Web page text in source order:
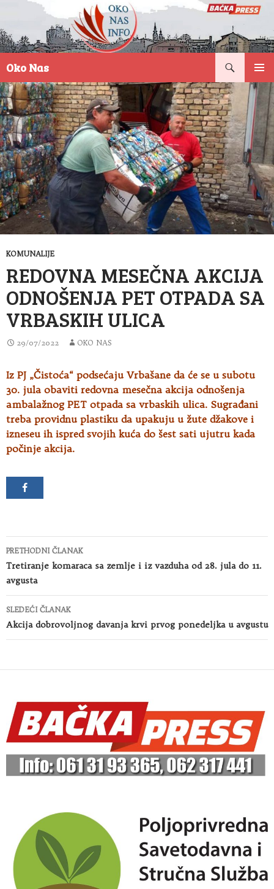
Oko Nas
NA
SADRŽAJ
KOMUNALIJE
REDOVNA MESEČNA AKCIJA
ODNOŠENJA PET OTPADA SA
VRBASKIH ULICA
29/07/2022 OKO NAS
Iz PJ „Čistoća“ podsećaju Vrbašane da će se u subotu
30. jula obaviti redovna mesečna akcija odnošenja
ambalažnog PET otpada sa vrbaskih ulica. Sugrađani
treba providnu plastiku da upakuju u žute džakove i
izneseu ih ispred svojih kuća do šest sati ujutru kada
počinje akcija.
Kretanje
članaka
PRETHODNI ČLANAK
Tretiranje komaraca sa zemlje i iz vazduha od 28. jula do 11.
avgusta
SLEDEĆI ČLANAK
Akcija dobrovoljnog davanja krvi prvog ponedeljka u avgustu